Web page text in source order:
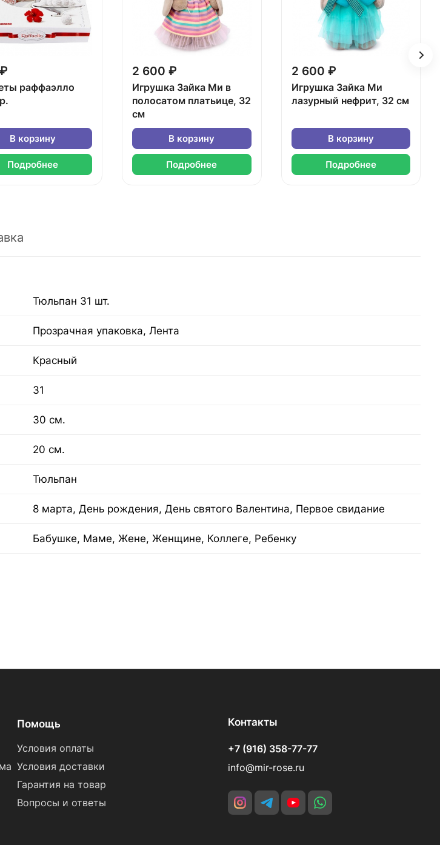
раффаэлло
В корзину
Подробнее
2 600 ₽
Игрушка Зайка Ми в
полосатом платьице, 32
см
В корзину
Подробнее
2 600 ₽
Игрушка Зайка Ми
лазурный нефрит, 32 см
В корзину
Подробнее
Тюльпан 31 шт.
Прозрачная упаковка, Лента
Красный
31
30 см.
20 см.
Тюльпан
8 марта, День рождения, День святого Валентина, Первое свидание
Бабушке, Маме, Жене, Женщине, Коллеге, Ребенку
Помощь
Условия оплаты
Условия доставки
Гарантия на товар
Вопросы и ответы
Контакты
+7 (916) 358-77-77
info@mir-rose.ru